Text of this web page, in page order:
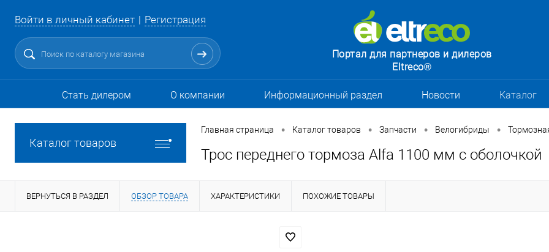
Войти в личный кабинет Регистрация
Портал для партнеров и дилеров
Eltreco®
Стать дилером О компании Информационный раздел Новости Каталог
Каталог товаров
Главная страница • Каталог товаров • Запчасти • Велогибриды •
Трос переднего тормоза Alfa 1100 мм с оболочкой
ВЕРНУТЬСЯ В РАЗДЕЛ ОБЗОР ТОВАРА ХАРАКТЕРИСТИКИ ПОХОЖИЕ ТОВАРЫ